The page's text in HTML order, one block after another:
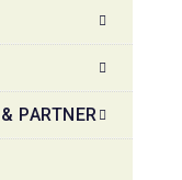
PARTNER